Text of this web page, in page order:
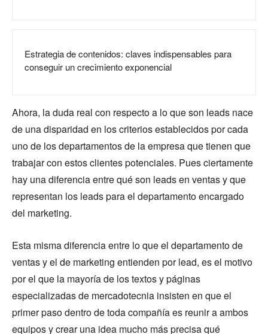
Estrategia de contenidos: claves indispensables para
conseguir un crecimiento exponencial
Ahora, la duda real con respecto a lo que son leads nace
de una disparidad en los criterios establecidos por cada
uno de los departamentos de la empresa que tienen que
trabajar con estos clientes potenciales. Pues ciertamente
hay una diferencia entre qué son leads en ventas y que
representan los leads para el departamento encargado
del marketing.
Esta misma diferencia entre lo que el departamento de
ventas y el de marketing entienden por lead, es el motivo
por el que la mayoría de los textos y páginas
especializadas de mercadotecnia insisten en que el
primer paso dentro de toda compañía es reunir a ambos
equipos y crear una idea mucho más precisa qué